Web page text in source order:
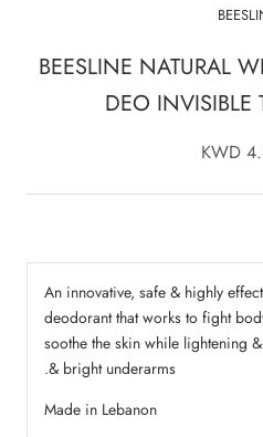
BEESLINE NATURAL
DEO
An innovative, safe & highly
deodorant that works to fight
soothe the skin while lightening
& bright underarms.
Made in Lebanon